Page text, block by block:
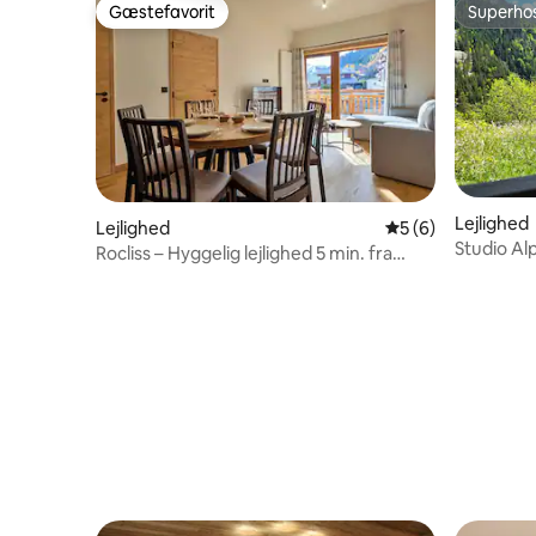
Gæstefavorit
Gæstefavorit
Lejlighed 5 ud af 5 i
5 (6)
Rocliss – Hyggelig lejlighed 5 min. fra
Lejlighed
Studio